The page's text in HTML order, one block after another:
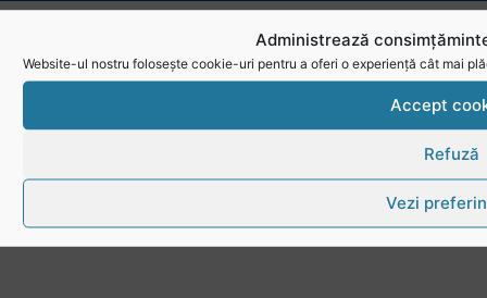
Administrează
Website-ul nostru folosește cookie-uri pentru a oferi o experiență cât mai
Accept
Refuză
Vezi